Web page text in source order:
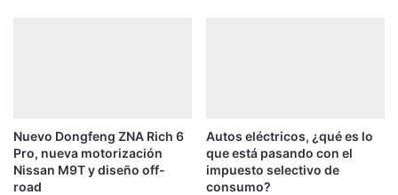
Nuevo Dongfeng ZNA Rich 6
Pro, nueva motorización
Nissan M9T y diseño off-
road
Autos eléctricos, ¿qué es lo
que está pasando con el
impuesto selectivo de
consumo?